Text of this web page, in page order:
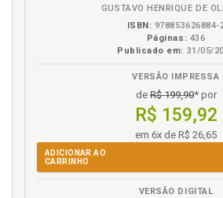
GUSTAVO HENRIQUE DE
ISBN: 978853626884-
Páginas: 436
Publicado em: 31/05/
VERSÃO IMPRESSA
deR$ 199,90* por
R$ 159,92
em 6x de R$ 26,65
ADICIONAR AO
CARRINHO
VERSÃO DIGITAL